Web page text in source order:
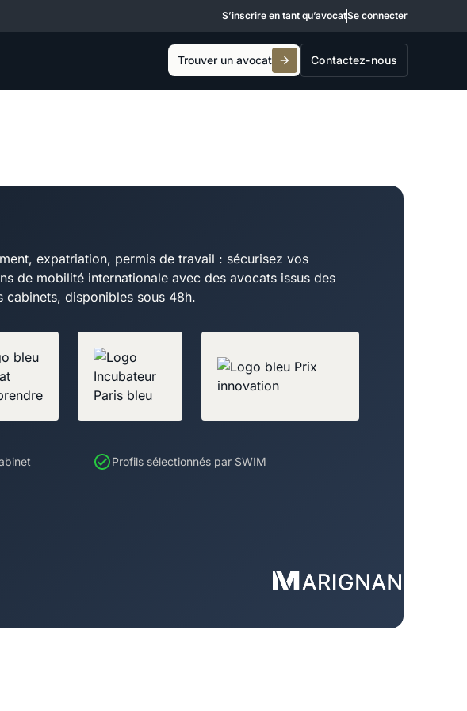
S’inscrire en tant qu’avocatSe connecter
Trouver un avocat Contactez-nous
expatriation, permis de travail : sécurisez vos
de mobilité internationale avec des avocats issus des
cabinets, disponibles sous 48h.
Profils sélectionnés par SWIM